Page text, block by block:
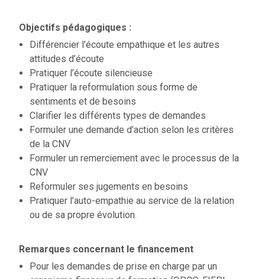
Objectifs pédagogiques :
Différencier l’écoute empathique et les autres
attitudes d’écoute
Pratiquer l’écoute silencieuse
Pratiquer la reformulation sous forme de
sentiments et de besoins
Clarifier les différents types de demandes
Formuler une demande d’action selon les critères
de la CNV
Formuler un remerciement avec le processus de la
CNV
Reformuler ses jugements en besoins
Pratiquer l’auto-empathie au service de la relation
ou de sa propre évolution.
Remarques concernant le financement
Pour les demandes de prise en charge par un